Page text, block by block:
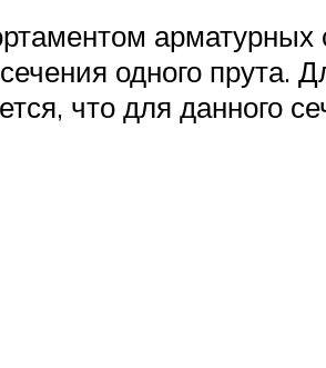
одного прута.
что для данного